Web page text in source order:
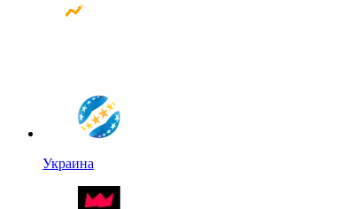
Украина